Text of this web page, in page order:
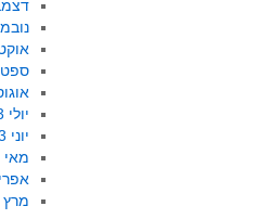
דצמבר
נובמבר
אוגוסט
יולי 2013
יוני 2013
מאי 2013
אפריל
מרץ 2013